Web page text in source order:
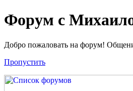
Форум с
Добро пожаловать на форум!
Пропустить